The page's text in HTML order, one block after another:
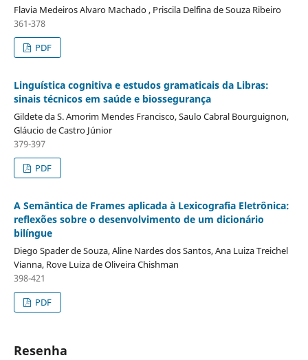
Flavia Medeiros Alvaro Machado , Priscila Delfina de Souza Ribeiro
361-378
PDF
Linguística cognitiva e estudos gramaticais da Libras:
sinais técnicos em saúde e biossegurança
Gildete da S. Amorim Mendes Francisco, Saulo Cabral Bourguignon,
Gláucio de Castro Júnior
379-397
PDF
A Semântica de Frames aplicada à Lexicografia Eletrônica:
reflexões sobre o desenvolvimento de um dicionário
bilíngue
Diego Spader de Souza, Aline Nardes dos Santos, Ana Luiza Treichel
Vianna, Rove Luiza de Oliveira Chishman
398-421
PDF
Resenha